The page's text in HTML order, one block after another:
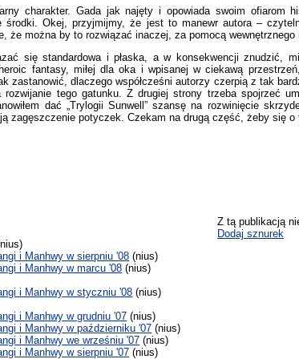
charakter. Gada jak najęty i opowiada swoim ofiarom
środki. Okej, przyjmijmy, że jest to manewr autora –
że można by to rozwiązać inaczej, za pomocą wewnętrznego
się standardowa i płaska, a w konsekwencji znudzić,
fantasy, miłej dla oka i wpisanej w ciekawą
zastanowić, dlaczego współcześni autorzy czerpią z tak
tego gatunku. Z drugiej strony trzeba spojrzeć
dać „Trylogii Sunwell” szansę na rozwinięcie
zagęszczenie potyczek. Czekam na drugą część, żeby się o
i Manhwy w sierpniu '08 (nius)
i Manhwy w marcu '08 (nius)
i Manhwy w styczniu '08 (nius)
i Manhwy w grudniu '07 (nius)
i Manhwy w październiku '07 (nius)
i Manhwy we wrześniu '07 (nius)
i Manhwy w sierpniu '07 (nius)
Z tą publikacją
Dodaj sznurek